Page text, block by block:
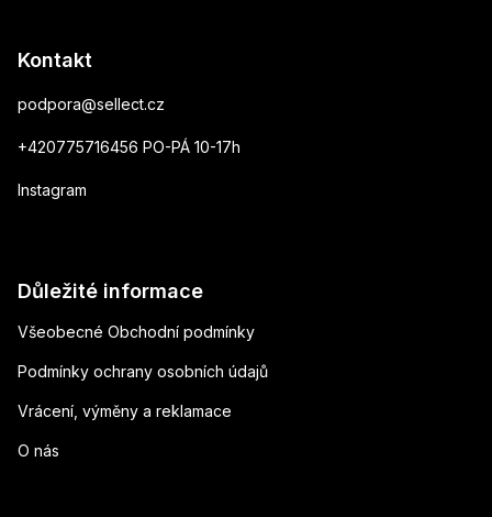
Kontakt
podpora@sellect.cz
+420775716456 PO-PÁ 10-17h
Instagram
Důležité informace
Všeobecné Obchodní podmínky
Podmínky ochrany osobních údajů
Vrácení, výměny a reklamace
O nás